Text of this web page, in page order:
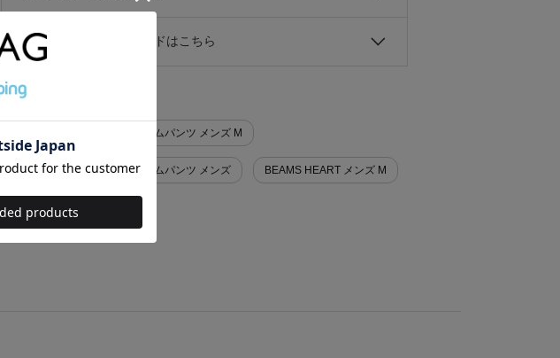
お買い物時のご利用ガイドはこちら
似た条件で検索
BEAMS HEART パンツ>デニムパンツ メンズ M
BEAMS HEART パンツ>デニムパンツ メンズ BEAMS HEART メンズ M
BEAMS HEART メンズ